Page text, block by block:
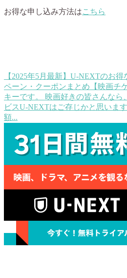
お得な申し込み方法はこちら
【2025年5月最新】U-NEXTのお
ペーン・クーポンまとめ【映画チ
キーです。 映画好きの皆さんなら
ビスU-NEXTはご存じかと思いま
額...